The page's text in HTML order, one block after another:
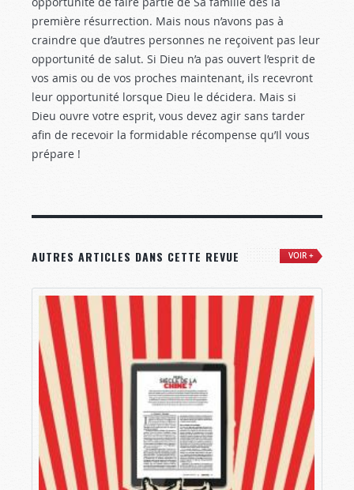
première résurrection. Mais nous n’avons pas à
craindre que d’autres personnes ne reçoivent pas leur
opportunité de salut. Si Dieu n’a pas ouvert l’esprit de
vos amis ou de vos proches maintenant, ils recevront
leur opportunité lorsque Dieu le décidera. Mais si
Dieu ouvre votre esprit, vous devez agir sans tarder
afin de recevoir la formidable récompense qu’Il vous
prépare !
AUTRES ARTICLES DANS CETTE REVUE VOIR +